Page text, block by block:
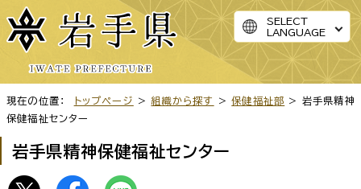
SELECT
LANGUAGE
現在の位置： トップページ >組織から探す >保健福祉部 > 岩手県精神
保健福祉センター
岩手県精神保健福祉センター